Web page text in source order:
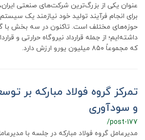
عنوان یکی از بزرگ‌ترین شرکت‌های صنعتی
برای انجام فرآیند تولید خود نیازمند یک
حوزه‌های مختلف است. تاکنون در سه بخش با
داشته‌ایم؛ از جمله قرارداد نیروگاه حرارتی و
که مجموعاً ۸۵۰ میلیون یورو ارزش دارد.
تمرکز گروه فولاد مبارکه بر
و سودآوری
/post-177
مدیرعامل گروه فولاد مبارکه در جلسه با